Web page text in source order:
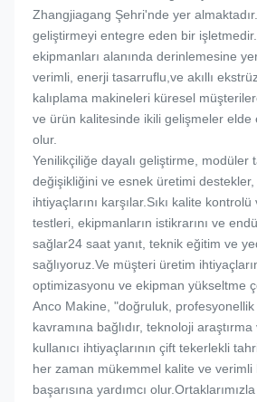
Zhangjiagang Şehri'nde yer
geliştirmeyi entegre eden bir
ekipmanları alanında derinlemesine yer
verimli, enerji tasarruflu,ve akıllı
kalıplama makineleri küresel
ve ürün kalitesinde ikili gelişmeler elde
olur.
Yenilikçiliğe dayalı geliştirme, modüler
değişikliğini ve esnek üretimi
ihtiyaçlarını karşılar.Sıkı kalite
testleri, ekipmanların istikrarını ve
sağlar24 saat yanıt, teknik eğitim ve
sağlıyoruz.Ve müşteri üretim
optimizasyonu ve ekipman yükseltme
Anco Makine, "doğruluk,
kavramına bağlıdır, teknoloji
kullanıcı ihtiyaçlarının çift tekerlekli
her zaman mükemmel kalite ve verimli
başarısına yardımcı